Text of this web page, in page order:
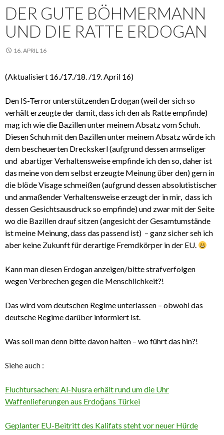
DER GUTE BÖHMERMANN
UND DIE RATTE ERDOGAN
16. APRIL 16
(Aktualisiert 16./17./18. /19. April 16)
Den IS-Terror unterstützenden Erdogan (weil der sich so
verhält erzeugte der damit, dass ich den als Ratte empfinde)
mag ich wie die Bazillen unter meinem Absatz vom Schuh.
Diesen Schuh mit den Bazillen unter meinem Absatz würde ich
dem bescheuerten Dreckskerl (aufgrund dessen armseliger
und abartiger Verhaltensweise empfinde ich den so, daher ist
das meine von dem selbst erzeugte Meinung über den) gern in
die blöde Visage schmeißen (aufgrund dessen absolutistischer
und anmaßender Verhaltensweise erzeugt der in mir, dass ich
dessen Gesichtsausdruck so empfinde) und zwar mit der Seite
wo die Bazillen drauf sitzen (angesicht der Gesamtumstände
ist meine Meinung, dass das passend ist) – ganz sicher seh ich
aber keine Zukunft für derartige Fremdkörper in der EU.
Kann man diesen Erdogan anzeigen/bitte strafverfolgen
wegen Verbrechen gegen die Menschlichkeit?!
Das wird vom deutschen Regime unterlassen – obwohl das
deutsche Regime darüber informiert ist.
Was soll man denn bitte davon halten – wo führt das hin?!
Siehe auch :
Fluchtursachen: Al-Nusra erhält rund um die Uhr
Waffenlieferungen aus Erdoğans Türkei
Geplanter EU-Beitritt des Kalifats steht vor neuer Hürde